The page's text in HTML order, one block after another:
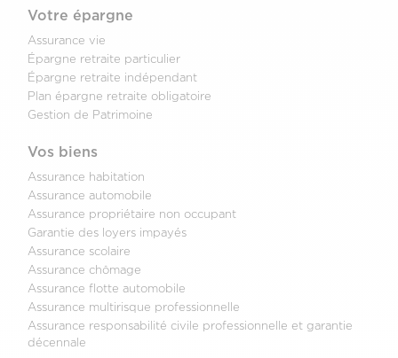
Votre épargne
Assurance vie
Épargne retraite particulier
Épargne retraite indépendant
Plan épargne retraite obligatoire
Gestion de Patrimoine
Vos biens
Assurance habitation
Assurance automobile
Assurance propriétaire non occupant
Garantie des loyers impayés
Assurance scolaire
Assurance chômage
Assurance flotte automobile
Assurance multirisque professionnelle
Assurance responsabilité civile professionnelle et garantie
décennale